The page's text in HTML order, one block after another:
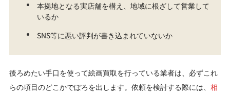
本拠地となる実店舗を構え、地域に根ざして営業して
いるか
SNS等に悪い評判が書き込まれていないか
後ろめたい手口を使って絵画買取を行っている業者は、必ずこれ
らの項目のどこかでぼろを出します。依頼を検討する際には、 相